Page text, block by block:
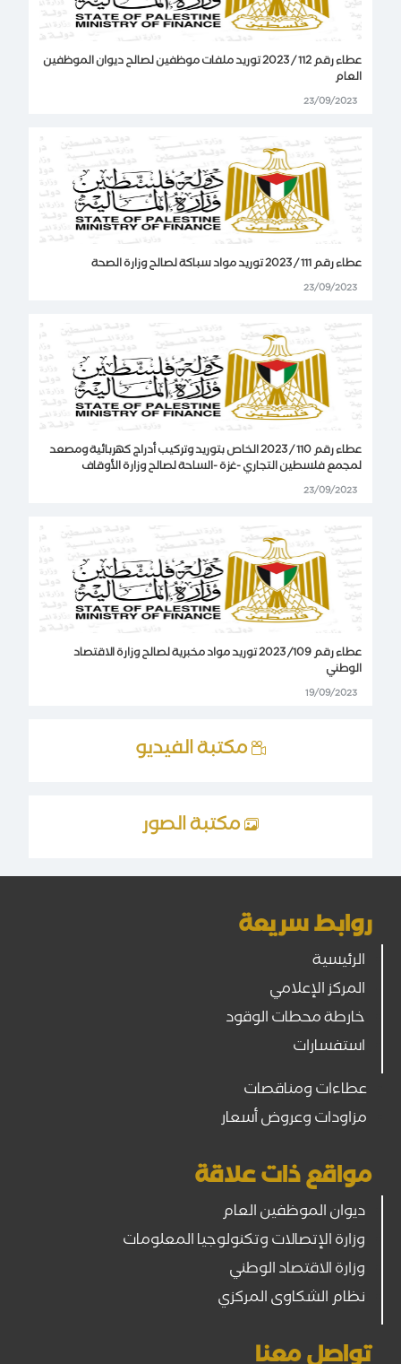
عطاء رقم 112 / 2023 توريد ملفات موظفين لصالح ديوان الموظفين
العام
23/09/2023
عطاء رقم 111 / 2023 توريد مواد سباكة لصالح وزارة الصحة
23/09/2023
عطاء رقم 110 / 2023 الخاص بتوريد وتركيب أدراج كهربائية ومصعد
لمجمع فلسطين التجاري -غزة -الساحة لصالح وزارة الأوقاف
23/09/2023
عطاء رقم 109/ 2023 توريد مواد مخبرية لصالح وزارة الاقتصاد
الوطني
19/09/2023
مكتبة الفيديو
مكتبة الصور
روابط سريعة
الرئيسية
المركز الإعلامي
خارطة محطات الوقود
استفسارات
عطاءات ومناقصات
مزاودات وعروض أسعار
مواقع ذات علاقة
ديوان الموظفين العام
وزارة الإتصالات وتكنولوجيا المعلومات
وزارة الاقتصاد الوطني
نظام الشكاوى المركزي